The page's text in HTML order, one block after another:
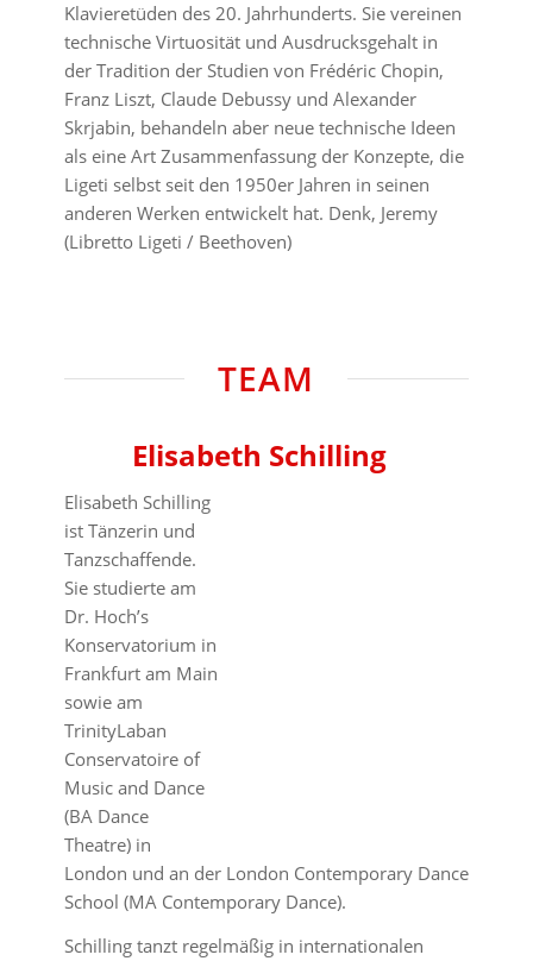
Klavieretüden des 20. Jahrhunderts. Sie vereinen
technische Virtuosität und Ausdrucksgehalt in
der Tradition der Studien von Frédéric Chopin,
Franz Liszt, Claude Debussy und Alexander
Skrjabin, behandeln aber neue technische Ideen
als eine Art Zusammenfassung der Konzepte, die
Ligeti selbst seit den 1950er Jahren in seinen
anderen Werken entwickelt hat. Denk, Jeremy
(Libretto Ligeti / Beethoven)
TEAM
Elisabeth Schilling
Elisabeth Schilling
ist Tänzerin und
Tanzschaffende.
Sie studierte am
Dr. Hoch’s
Konservatorium in
Frankfurt am Main
sowie am
TrinityLaban
Conservatoire of
Music and Dance
(BA Dance
Theatre) in
London und an der London Contemporary Dance
School (MA Contemporary Dance).
Schilling tanzt regelmäßig in internationalen